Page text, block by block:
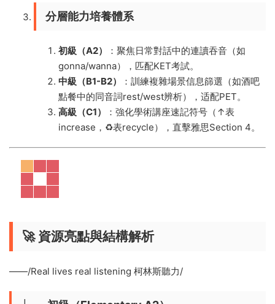
​分層能力培養體系​
​初級（A2）​
​：聚焦日常對話中的連讀吞音（如
gonna/wanna），匹配KET考試。
​中級（B1-B2）​
​：訓練複雜場景信息篩選（如酒吧
點餐中的同音詞rest/west辨析），适配PET。
​高級（C1）​
​：強化學術講座速記符号（↑表
increase，♻️表recycle），直擊雅思Section 4。
​🚀 資源亮點與結構解析​
——/Real lives real listening 柯林斯聽力/